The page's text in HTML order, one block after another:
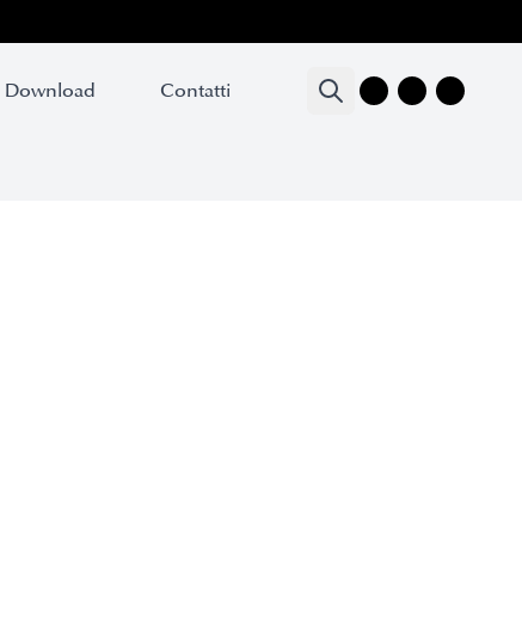
Download Contatti